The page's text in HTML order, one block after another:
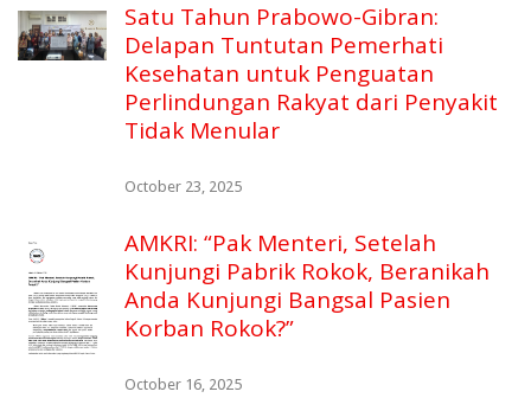
Satu Tahun Prabowo-Gibran:
Delapan Tuntutan Pemerhati
Kesehatan untuk Penguatan
Perlindungan Rakyat dari Penyakit
Tidak Menular
October 23, 2025
AMKRI: “Pak Menteri, Setelah
Kunjungi Pabrik Rokok, Beranikah
Anda Kunjungi Bangsal Pasien
Korban Rokok?”
October 16, 2025